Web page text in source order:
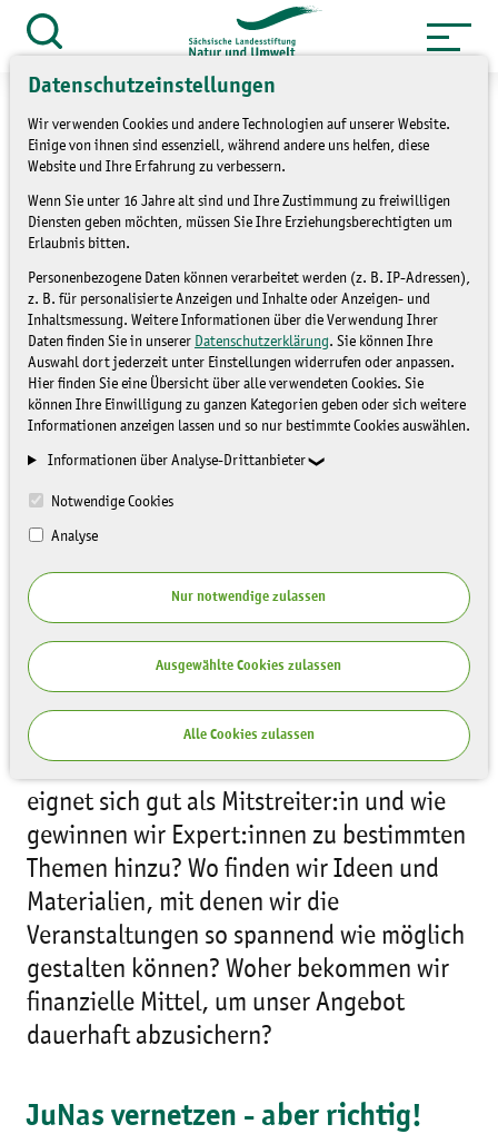
Datenschutzeinstellungen
Wir verwenden Cookies und andere Technologien auf unserer Website.
Einige von ihnen sind essenziell, während andere uns helfen, diese
Website und Ihre Erfahrung zu verbessern.
Wenn Sie unter 16 Jahre alt sind und Ihre Zustimmung zu freiwilligen
Diensten geben möchten, müssen Sie Ihre Erziehungsberechtigten um
Erlaubnis bitten.
Personenbezogene Daten können verarbeitet werden (z. B. IP-Adressen),
z. B. für personalisierte Anzeigen und Inhalte oder Anzeigen- und
Inhaltsmessung. Weitere Informationen über die Verwendung Ihrer
Daten finden Sie in unserer Datenschutzerklärung. Sie können Ihre
Auswahl dort jederzeit unter Einstellungen widerrufen oder anpassen.
Hier finden Sie eine Übersicht über alle verwendeten Cookies. Sie
können Ihre Einwilligung zu ganzen Kategorien geben oder sich weitere
Informationen anzeigen lassen und so nur bestimmte Cookies auswählen.
Informationen über Analyse-Drittanbieter
Notwendige Cookies
Analyse
Nur notwendige zulassen
Ausgewählte Cookies zulassen
Alle Cookies zulassen
Zum
Inhalt
springen
öffnen
Basiskurse für JuNas neu
starten – vernetzt geht’s
am besten!
BLOG
Wie können naturbegeisterte junge Leute
davon erfahren, dass wir demnächst einen
Junge Naturwächter(JuNa)-Kurs bei uns
in der Naturschutzstation starten? Wer
eignet sich gut als Mitstreiter:in und wie
gewinnen wir Expert:innen zu bestimmten
Themen hinzu? Wo finden wir Ideen und
Materialien, mit denen wir die
Veranstaltungen so spannend wie möglich
gestalten können? Woher bekommen wir
finanzielle Mittel, um unser Angebot
dauerhaft abzusichern?
JuNas vernetzen - aber richtig!